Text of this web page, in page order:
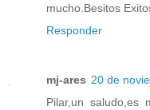
mucho.Besitos
Responder
mj-ares 20 de
Pilar,un saludo,es